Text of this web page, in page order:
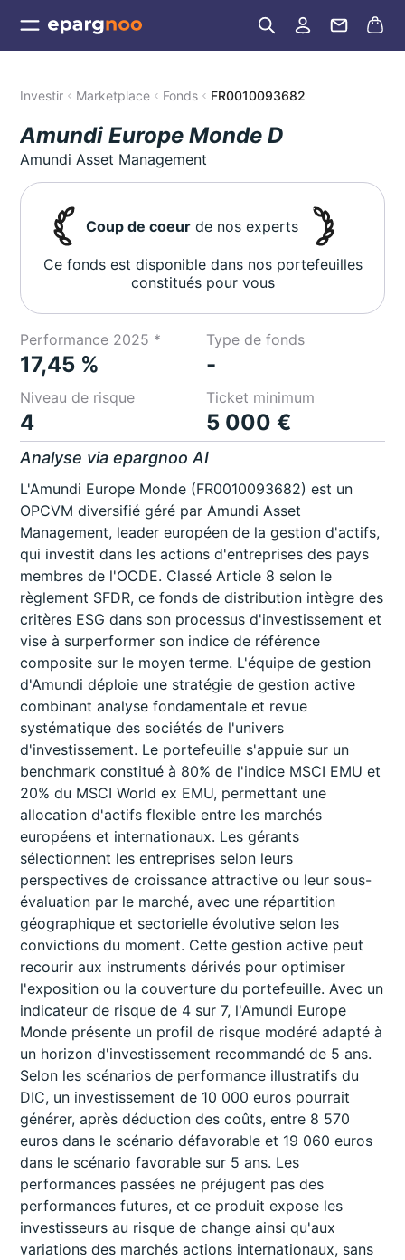
Investir Marketplace Fonds FR0010093682
Amundi Europe Monde D
Amundi Asset Management
Coup de coeur de nos experts
Ce fonds est disponible dans nos portefeuilles
constitués pour vous
Performance 2025 *
17,45 %
Type de fonds
-
Niveau de risque
4
Ticket minimum
5 000 €
Analyse via epargnoo AI
L'Amundi Europe Monde (FR0010093682) est un
OPCVM diversifié géré par Amundi Asset
Management, leader européen de la gestion d'actifs,
qui investit dans les actions d'entreprises des pays
membres de l'OCDE. Classé Article 8 selon le
règlement SFDR, ce fonds de distribution intègre des
critères ESG dans son processus d'investissement et
vise à surperformer son indice de référence
composite sur le moyen terme. L'équipe de gestion
d'Amundi déploie une stratégie de gestion active
combinant analyse fondamentale et revue
systématique des sociétés de l'univers
d'investissement. Le portefeuille s'appuie sur un
benchmark constitué à 80% de l'indice MSCI EMU et
20% du MSCI World ex EMU, permettant une
allocation d'actifs flexible entre les marchés
européens et internationaux. Les gérants
sélectionnent les entreprises selon leurs
perspectives de croissance attractive ou leur sous-
évaluation par le marché, avec une répartition
géographique et sectorielle évolutive selon les
convictions du moment. Cette gestion active peut
recourir aux instruments dérivés pour optimiser
l'exposition ou la couverture du portefeuille. Avec un
indicateur de risque de 4 sur 7, l'Amundi Europe
Monde présente un profil de risque modéré adapté à
un horizon d'investissement recommandé de 5 ans.
Selon les scénarios de performance illustratifs du
DIC, un investissement de 10 000 euros pourrait
générer, après déduction des coûts, entre 8 570
euros dans le scénario défavorable et 19 060 euros
dans le scénario favorable sur 5 ans. Les
performances passées ne préjugent pas des
performances futures, et ce produit expose les
investisseurs au risque de change ainsi qu'aux
variations des marchés actions internationaux, sans